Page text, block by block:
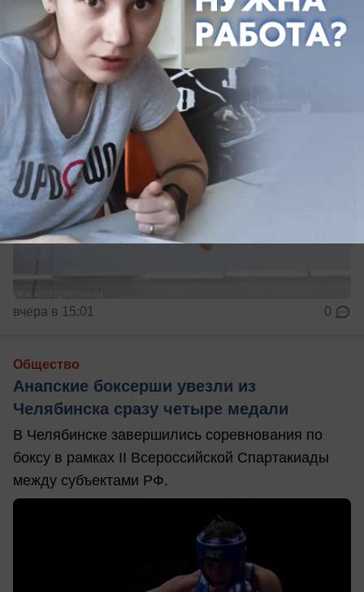
несмотря на отказ в визах ряду лидеров
российской сборной.
вчера в 15:01 0
Общество
Анапские боксерши увезли из
Челябинска сразу четыре медали
В Челябинске завершились соревнования по
боксу в рамках II Всероссийской Спартакиады
между субъектами РФ.